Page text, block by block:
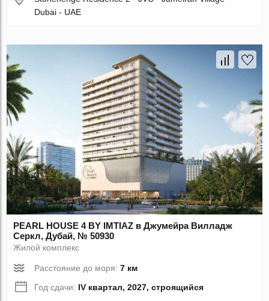
Dubai - UAE
PEARL HOUSE 4 BY IMTIAZ в Джумейра Вилладж
Серкл, Дубай, № 50930
Жилой комплекс
Расстояние до моря:7 км
Год сдачи: IV квартал, 2027, строящийся